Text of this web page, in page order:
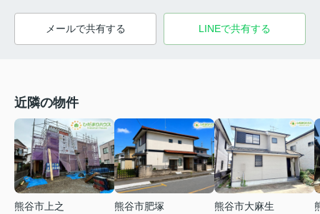
メールで共有する LINEで共有する
近隣の物件
熊谷市上之
熊谷市肥塚
熊谷市大麻生